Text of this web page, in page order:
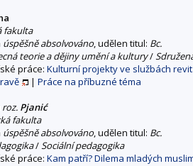
fakulta
úspěšně absolvováno, udělen titul: Bc.
teorie a dějiny umění a kultury/
práce: Kulturní projekty ve službách
| Práce na příbuzné téma
roz. Pjanić
fakulta
úspěšně absolvováno, udělen titul: Bc.
/Sociální pedagogika
práce: Kam patří? Dilema mladých